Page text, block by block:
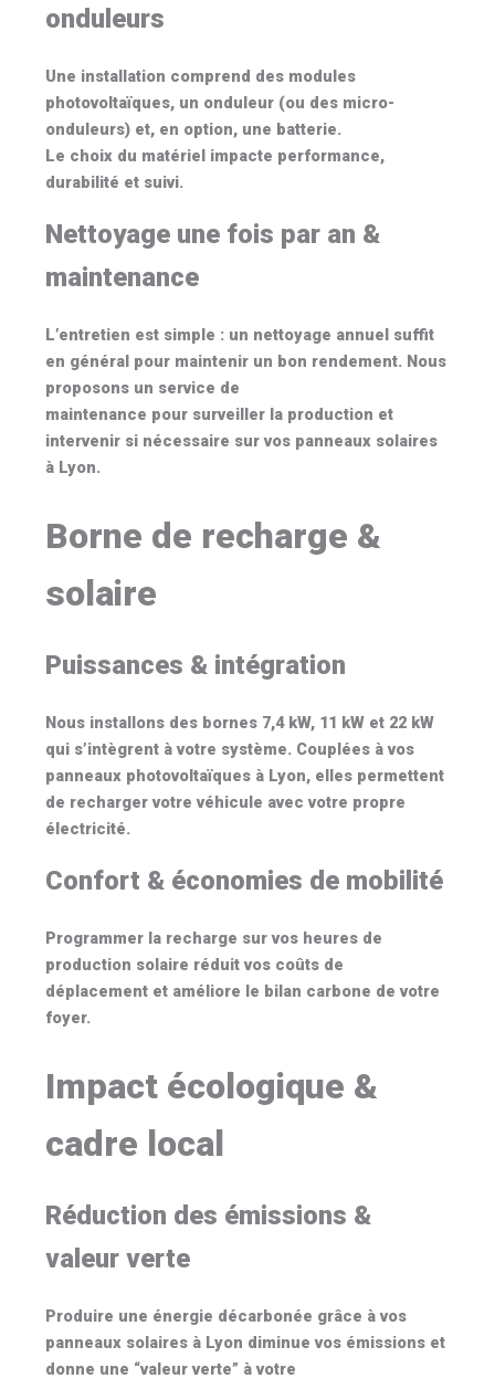
onduleurs
Une installation comprend des modules
photovoltaïques, un onduleur(ou des micro-
onduleurs) et, en option, une batterie.
Le choix du matériel impacte performance,
durabilité et suivi.
Nettoyage une fois par an &
maintenance
L’entretien est simple : un nettoyage annuelsuffit
en général pour maintenir un bon rendement. Nous
proposons un service de
maintenance pour surveiller la production et
intervenir si nécessaire sur vos panneaux solaires
à Lyon.
Borne de recharge &
solaire
Puissances & intégration
Nous installons des bornes 7,4 kW, 11 kWet 22 kW
qui s’intègrent à votre système. Couplées à vos
panneaux photovoltaïques à Lyon, elles permettent
de recharger votre véhicule avec votre propre
électricité.
Confort & économies de mobilité
Programmer la recharge sur vos heures de
production solaire réduit vos coûts de
déplacement et améliore le bilan carbone de votre
foyer.
Impact écologique &
cadre local
Réduction des émissions &
valeur verte
Produire une énergie décarbonée grâce à vos
panneaux solaires à Lyon diminue vos émissions et
donne une “valeur verte” à votre